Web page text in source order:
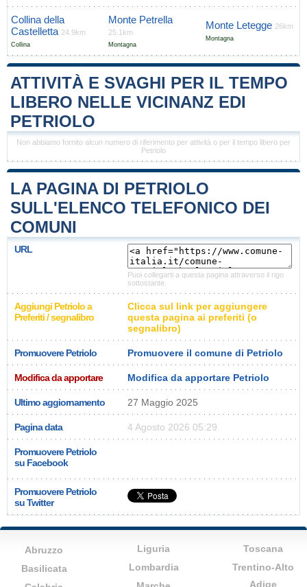
Collina della
Castelletta 24.9km
Collina
Monte Petrella
25.1km
Montagna
Monte Letegge 26km
Montagna
ATTIVITÀ E SVAGHI PER IL TEMPO
LIBERO NELLE VICINANZ EDI
PETRIOLO
Non abbiamo fornito alcun numero di riferimento per attività o per il tempo libero per
Petriolo
LA PAGINA DI PETRIOLO
SULL'ELENCO TELEFONICO DEI
COMUNI
URL
Puoi collegarti a questa pagina attraverso il rigo
sottostante.
Aggiungi Petriolo a
Preferiti / segnalibro
Clicca sul link per aggiungere
questa pagina ai preferiti (o
segnalibro)
Promuovere Petriolo Promuovere il comune di Petriolo
Modifica da apportare Modifica da apportare Petriolo
Ultimo aggiornamento 27 Maggio 2025
Pagina data 4 Agosto 2026 05:29
Promuovere Petriolo
su Facebook
Promuovere Petriolo
su Twitter
Abruzzo
Basilicata
Liguria
Lombardia
Toscana
Trentino-Alto
Adige